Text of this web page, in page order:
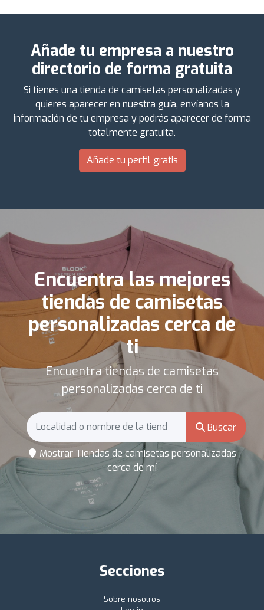
Añade tu empresa a nuestro
directorio de forma gratuita
Si tienes una tienda de camisetas personalizadas y
quieres aparecer en nuestra guía, envíanos la
información de tu empresa y podrás aparecer de forma
totalmente gratuita.
Añade tu perfil gratis
Encuentra las mejores
tiendas de camisetas
personalizadas cerca de
ti
Encuentra tiendas de camisetas
personalizadas cerca de ti
Buscar
Mostrar Tiendas de camisetas personalizadas
cerca de mí
Secciones
Sobre nosotros